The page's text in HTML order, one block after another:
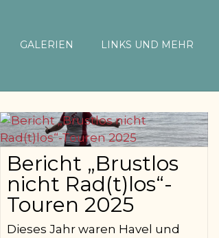
GALERIEN LINKS UND MEHR
Bericht „Brustlos
nicht Rad(t)los“-
Touren 2025
Dieses Jahr waren Havel und